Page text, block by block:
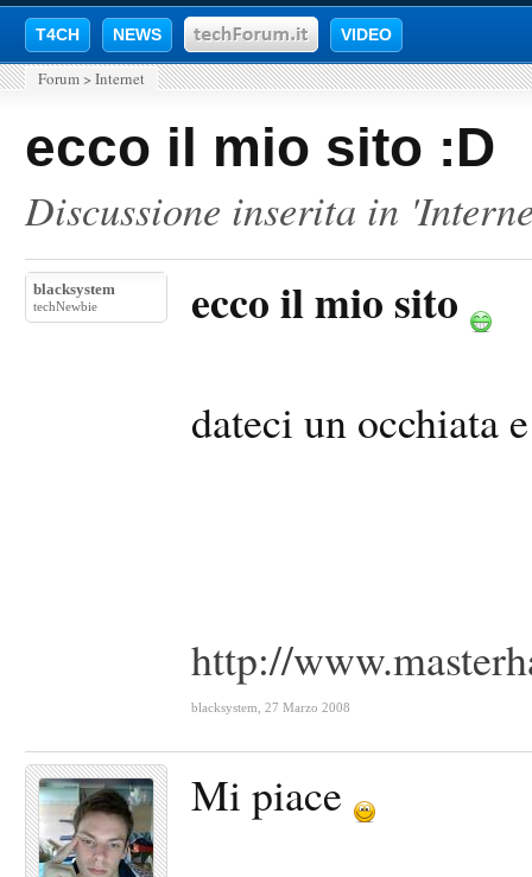
T4CH NEWS VIDEO
Forum > Internet
ecco il mio sito :D
Discussione inserita in '
blacksystem
techNewbie ecco il mio sito
dateci un occhiata
http://
blacksystem 27 Marzo 2008
Mi piace